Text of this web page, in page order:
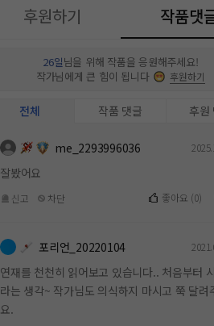
후원하기 작품댓
26일님을 위해 작품을 응원해주세요!
작가님에게 큰 힘이 됩니다
후원하기
전체 작품 댓글 후원
me_2293996036
잘봤어요
신고 차단 좋아요 (0)
포리언_20220104
연재를 천천히 읽어보고 있습니다.. 처음부터
라는 생각~ 작가님도 의식하지 마시고 쭉 달려
요.